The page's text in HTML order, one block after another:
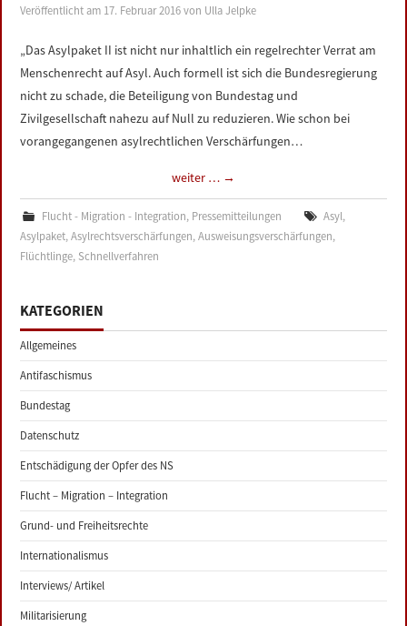
Veröffentlicht am 17. Februar 2016 von Ulla Jelpke
„Das Asylpaket II ist nicht nur inhaltlich ein regelrechter Verrat am
Menschenrecht auf Asyl. Auch formell ist sich die Bundesregierung
nicht zu schade, die Beteiligung von Bundestag und
Zivilgesellschaft nahezu auf Null zu reduzieren. Wie schon bei
vorangegangenen asylrechtlichen Verschärfungen…
weiter … →
Flucht - Migration - Integration, Pressemitteilungen Asyl,
Asylpaket,Asylrechtsverschärfungen,Ausweisungsverschärfungen,
Flüchtlinge, Schnellverfahren
KATEGORIEN
Allgemeines
Antifaschismus
Bundestag
Datenschutz
Entschädigung der Opfer des NS
Flucht – Migration – Integration
Grund- und Freiheitsrechte
Internationalismus
Interviews/ Artikel
Militarisierung